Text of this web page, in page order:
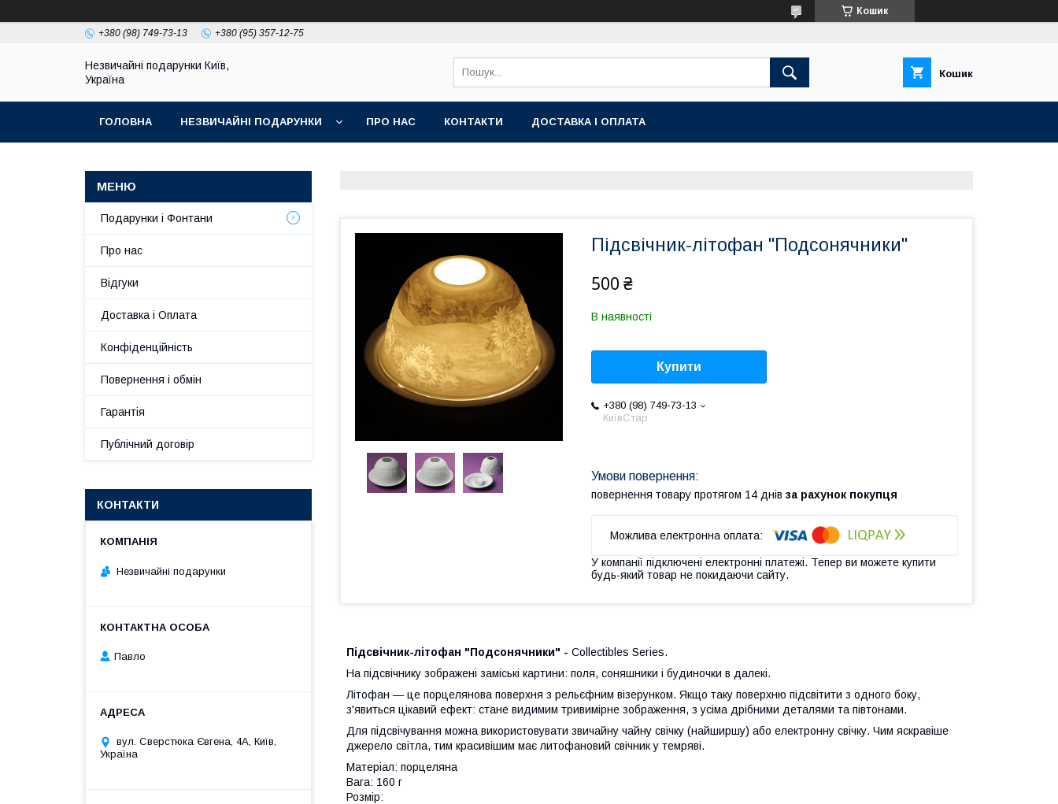
Кошик
+380 (98) 749-73-13 +380 (95) 357-12-75
Незвичайні подарунки Київ,
Україна
Кошик
ГОЛОВНА НЕЗВИЧАЙНІ ПОДАРУНКИ ПРО НАС КОНТАКТИ ДОСТАВКА І ОПЛАТА
Підсвічник-літофан "Подсонячники"
500 ₴
В наявності
Купити
+380 (98) 749-73-13
КиївСтар
повернення товару протягом 14 днів за рахунок покупця
У компанії підключені електронні платежі. Тепер ви можете купити
будь-який товар не покидаючи сайту.
Підсвічник-літофан "Подсонячники" - Collectibles Series.
На підсвічнику зображені заміські картини: поля, соняшники і будиночки в далекі.
Літофан — це порцелянова поверхня з рельєфним візерунком. Якщо таку поверхню підсвітити з одного боку,
з'явиться цікавий ефект: стане видимим тривимірне зображення, з усіма дрібними деталями та півтонами.
Для підсвічування можна використовувати звичайну чайну свічку (найширшу) або електронну свічку. Чим яскравіше
джерело світла, тим красивішим має литофановий свічник у темряві.
Матеріал: порцеляна
Вага: 160 г
Розмір:
Подарунки і Фонтани
Про нас
Відгуки
Доставка і Оплата
Конфіденційність
Повернення і обмін
Гарантія
Публічний договір
КОНТАКТИ
Незвичайні подарунки
Павло
вул. Сверстюка Євгена, 4А, Київ,
Україна